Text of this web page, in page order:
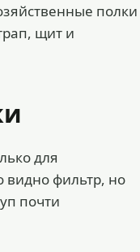
полки
щит и
для
видно фильтр, но
почти